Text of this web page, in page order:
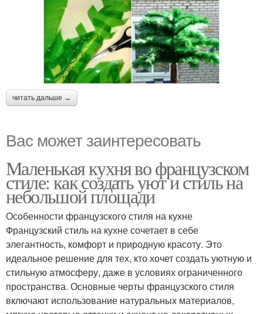
читать дальше →
Вас может заинтересовать
Маленькая кухня во французском
стиле: как создать уют и стиль на
небольшой площади
Особенности французского стиля на кухне
Французский стиль на кухне сочетает в себе
элегантность, комфорт и природную красоту. Это
идеальное решение для тех, кто хочет создать уютную и
стильную атмосферу, даже в условиях ограниченного
пространства. Основные черты французского стиля
включают использование натуральных материалов,